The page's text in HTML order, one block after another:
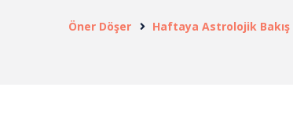
Öner Döşer Haftaya Astrolojik Bakış